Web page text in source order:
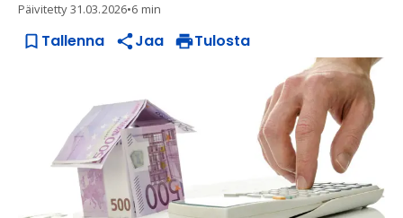
Päivitetty31.03.2026•6 min
Tallenna Jaa Tulosta